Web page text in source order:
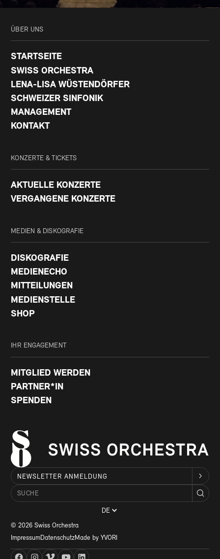
ÜBER UNS
STARTSEITE
SWISS ORCHESTRA
LENA-LISA WÜSTENDÖRFER
SCHWEIZER SINFONIK
MANAGEMENT
KONTAKT
KONZERTE & TICKETS
AKTUELLE KONZERTE
VERGANGENE KONZERTE
MEDIEN & DISKOGRAFIE
DISKOGRAFIE
MEDIENECHO
MITTEILUNGEN
MEDIENSTELLE
SHOP
IHR ENGAGEMENT
MITGLIED WERDEN
PARTNER*IN
SPENDEN
NEWSLETTER ANMELDUNG
DE
© 2026 Swiss Orchestra
ImpressumDatenschutzMade by YVORI